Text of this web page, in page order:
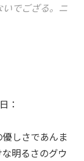
いでござる。ニ
：
しさであんま
明るさのグウ